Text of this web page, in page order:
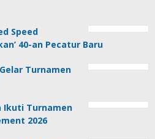
Speed
40-an Pecatur Baru
Turnamen
Ikuti Turnamen
2026